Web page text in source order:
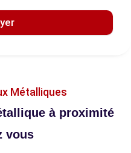
Métalliques
à proximité
vous